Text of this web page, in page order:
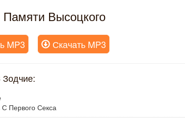
Памяти Высоцкого
MP3 Скачать MP3
Первого Секса